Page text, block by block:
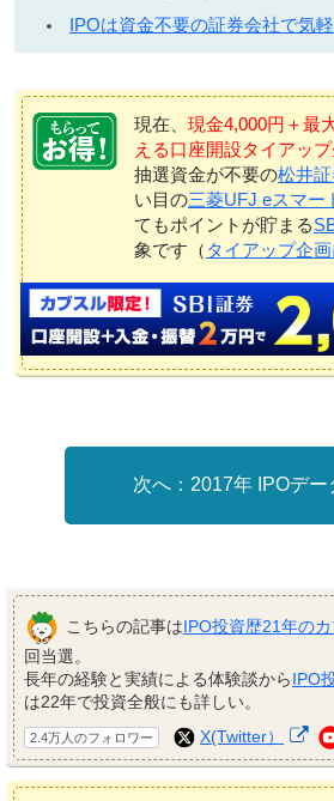
IPOは資金不要の証券会社で気
現在、 現金4,000円＋最
える口座開設タイアッ
抽選資金が不要の松井
い目の三菱UFJ eスマー
てもポイントが貯まる
象です（ タイアップ企
2017年 IPOデー
こちらの記事はIPO投資歴21年の
回当選。
長年の経験と実績による体験談からIPO
は22年で投資全般にも詳しい。
2.4万人のフォロワー X(Twitter）